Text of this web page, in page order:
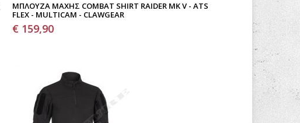
ΜΠΛΟΎΖΑ ΜΆΧΗΣ COMBAT SHIRT RAIDER MK V - ATS
FLEX - MULTICAM - CLAWGEAR
€ 159,90